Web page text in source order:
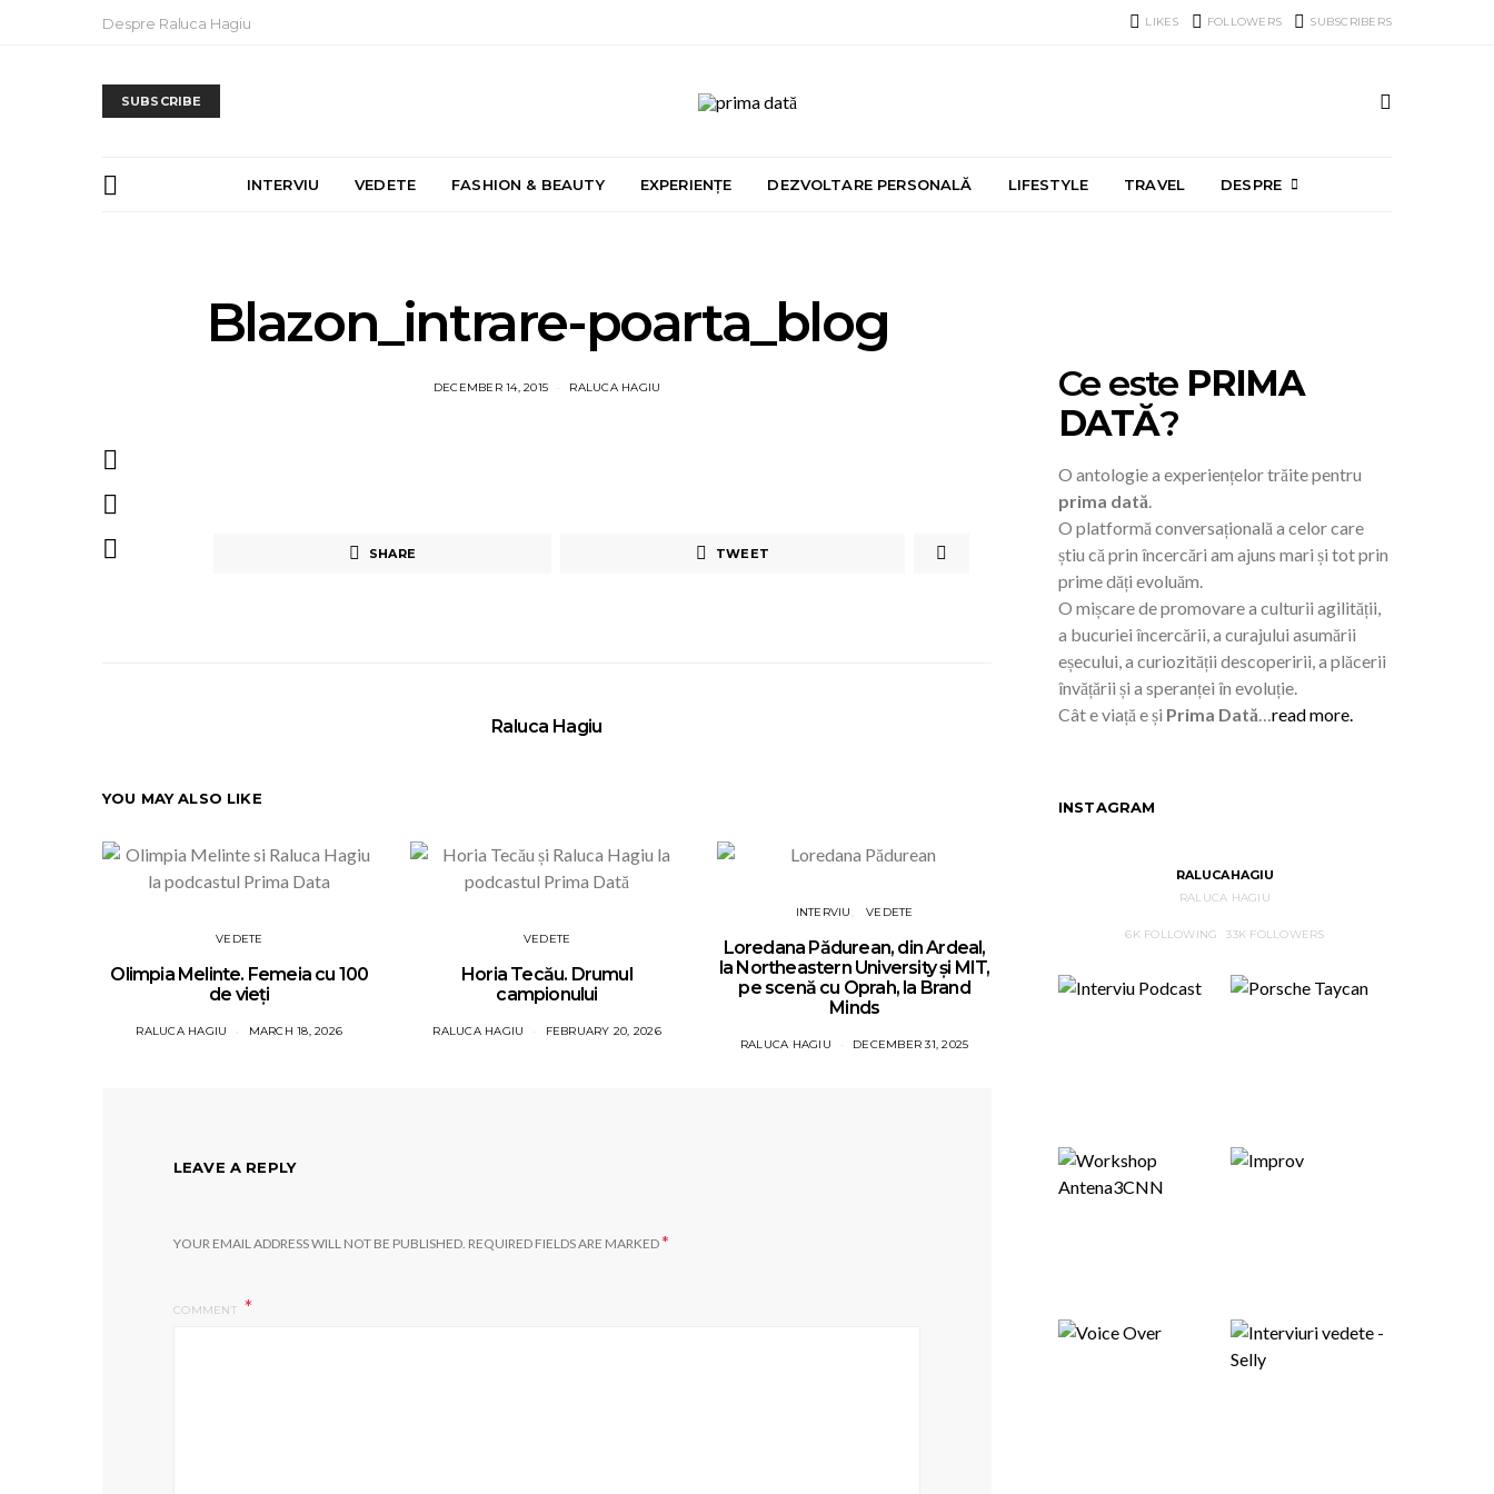
Despre Raluca Hagiu LIKES FOLLOWERS SUBSCRIBERS
SUBSCRIBE
INTERVIU VEDETE FASHION & BEAUTY EXPERIENȚE DEZVOLTARE PERSONALĂ LIFESTYLE TRAVEL DESPRE
Blazon_intrare-poarta_blog
DECEMBER 14, 2015 RALUCA HAGIU
SHARE TWEET
Raluca Hagiu
YOU MAY ALSO LIKE
VEDETE
Olimpia Melinte. Femeia cu 100
de vieți
RALUCA HAGIU MARCH 18, 2026
VEDETE
Horia Tecău. Drumul
campionului
RALUCA HAGIU FEBRUARY 20, 2026
INTERVIU VEDETE
Loredana Pădurean, din Ardeal,
la Northeastern University și MIT,
pe scenă cu Oprah, la Brand
Minds
RALUCA HAGIU DECEMBER 31, 2025
LEAVE A REPLY
YOUR EMAIL ADDRESS WILL NOT BE PUBLISHED. REQUIRED FIELDS ARE MARKED*
COMMENT
Ce este PRIMA
DATĂ?
O antologie a experiențelor trăite pentru
prima dată.
O platformă conversațională a celor care
știu că prin încercări am ajuns mari și tot prin
prime dăți evoluăm.
O mișcare de promovare a culturii agilității,
a bucuriei încercării, a curajului asumării
eșecului, a curiozității descoperirii, a plăcerii
învățării și a speranței în evoluție.
Cât e viață e și Prima Dată…read more.
INSTAGRAM
RALUCAHAGIU
RALUCA HAGIU
6KFOLLOWING 33K FOLLOWERS